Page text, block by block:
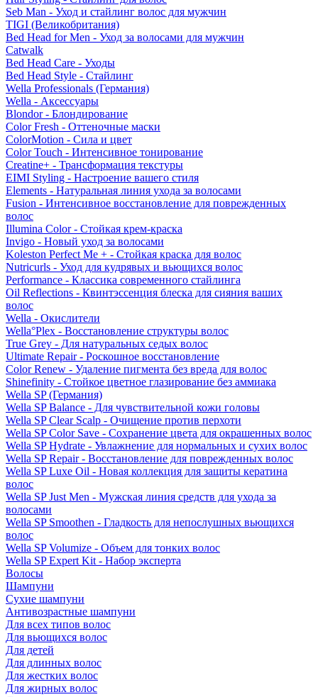
Seb Man - Уход и стайлинг волос для мужчин
TIGI (Великобритания)
Bed Head for Men - Уход за волосами для мужчин
Catwalk
Bed Head Care - Уходы
Bed Head Style - Стайлинг
Wella Professionals (Германия)
Wella - Аксессуары
Blondor - Блондирование
Color Fresh - Оттеночные маски
ColorMotion - Сила и цвет
Color Touch - Интенсивное тонирование
Creatine+ - Трансформация текстуры
EIMI Styling - Настроение вашего стиля
Elements - Натуральная линия ухода за волосами
Fusion - Интенсивное восстановление для поврежденных
волос
Illumina Color - Стойкая крем-краска
Invigo - Новый уход за волосами
Koleston Perfect Me + - Стойкая краска для волос
Nutricurls - Уход для кудрявых и вьющихся волос
Performance - Классика современного стайлинга
Oil Reflections - Квинтэссенция блеска для сияния ваших
волос
Wella - Окислители
Wella°Plex - Восстановление структуры волос
True Grey - Для натуральных седых волос
Ultimate Repair - Роскошное восстановление
Color Renew - Удаление пигмента без вреда для волос
Shinefinity - Стойкое цветное глазирование без аммиака
Wella SP (Германия)
Wella SP Balance - Для чувствительной кожи головы
Wella SP Clear Scalp - Очищение против перхоти
Wella SP Color Save - Сохранение цвета для окрашенных волос
Wella SP Hydrate - Увлажнение для нормальных и сухих волос
Wella SP Repair - Восстановление для поврежденных волос
Wella SP Luxe Oil - Новая коллекция для защиты кератина
волос
Wella SP Just Men - Мужская линия средств для ухода за
волосами
Wella SP Smoothen - Гладкость для непослушных вьющихся
волос
Wella SP Volumize - Объем для тонких волос
Wella SP Expert Kit - Набор эксперта
Волосы
Шампуни
Сухие шампуни
Антивозрастные шампуни
Для всех типов волос
Для вьющихся волос
Для детей
Для длинных волос
Для жестких волос
Для жирных волос